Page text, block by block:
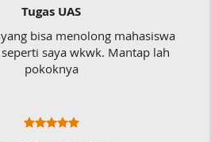
Tugas UAS
bisa menolong mahasiswa
saya wkwk. Mantap lah
pokoknya